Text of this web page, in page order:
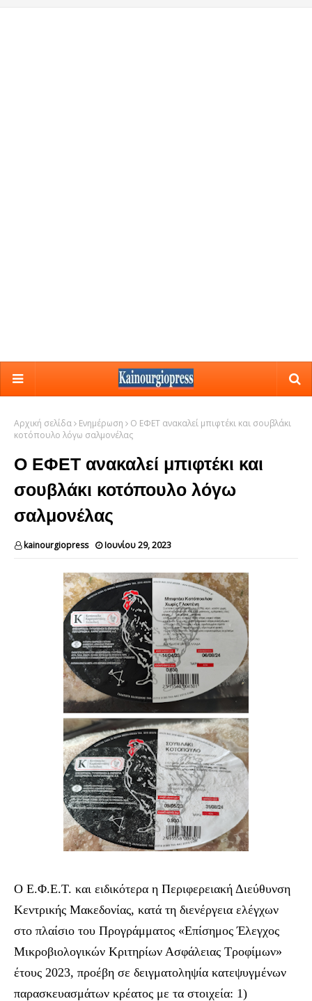
Αρχική σελίδα Ενημέρωση
O ΕΦΕΤ ανακαλεί μπιφτέκι και σουβλάκι
κοτόπουλο λόγω σαλμονέλας
O ΕΦΕΤ ανακαλεί μπιφτέκι και
σουβλάκι κοτόπουλο λόγω
σαλμονέλας
kainourgiopress Ιουνίου 29, 2023
Ο Ε.Φ.Ε.Τ. και ειδικότερα η Περιφερειακή Διεύθυνση
Κεντρικής Μακεδονίας, κατά τη διενέργεια ελέγχων
στο πλαίσιο του Προγράμματος «Επίσημος Έλεγχος
Μικροβιολογικών Κριτηρίων Ασφάλειας Τροφίμων»
έτους 2023, προέβη σε δειγματοληψία κατεψυγμένων
παρασκευασμάτων κρέατος με τα στοιχεία: 1)